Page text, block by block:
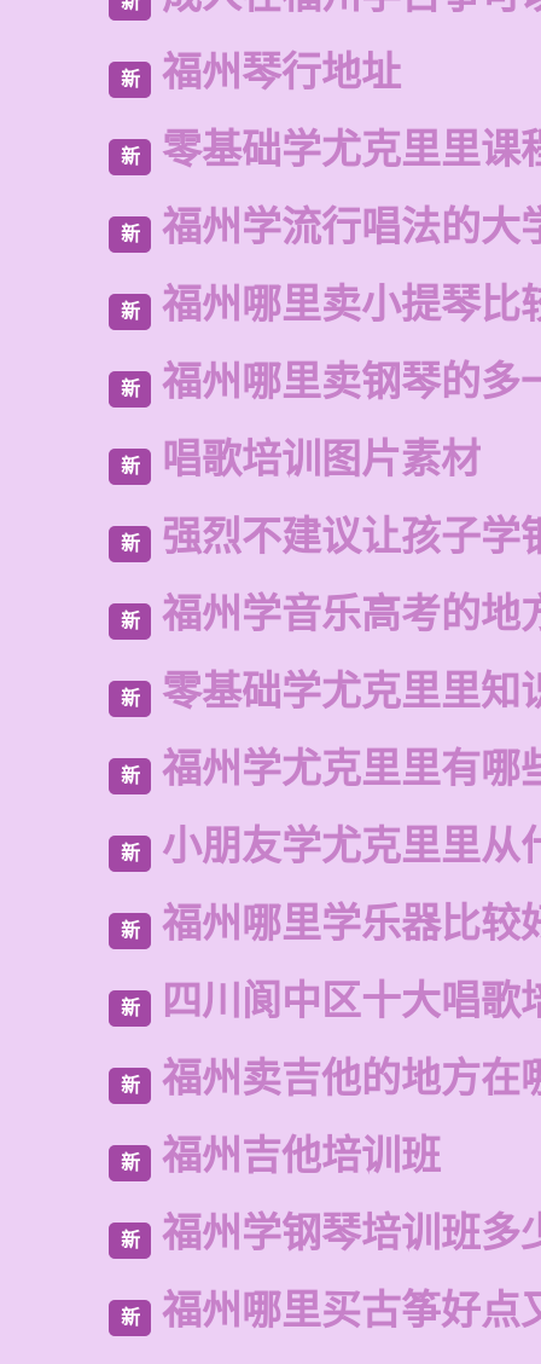
新 福州琴行地址
新 零基础学尤克里里课
新 福州学流行唱法的大
新 福州哪里卖小提琴比
新 福州哪里卖钢琴的多
新 唱歌培训图片素材
新 强烈不建议让孩子学
新 福州学音乐高考的地
新 零基础学尤克里里知
新 福州学尤克里里有哪
新 小朋友学尤克里里从
新 福州哪里学乐器比较
新 四川阆中区十大唱歌
新 福州卖吉他的地方在
新 福州吉他培训班
新 福州学钢琴培训班多
新 福州哪里买古筝好点